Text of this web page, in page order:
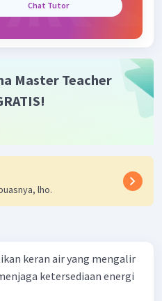
ini membantu kamu
ovariuum, tuba fallopi,
Chat Tutor
Master Teacher
lho.
keran air yang mengalir
ketersediaan energi